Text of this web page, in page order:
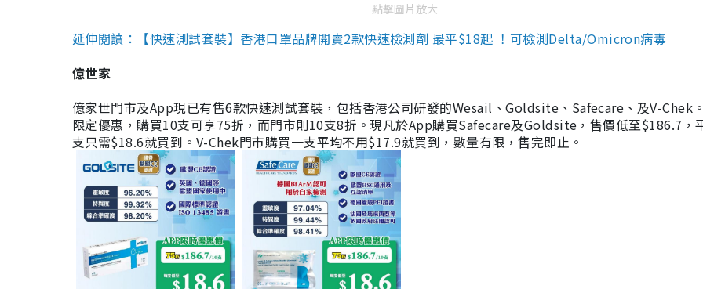
點擊圖片放大
延伸閱讀：【快速測試套裝】香港口罩品牌開賣2款快速檢測劑 最平$18起 ！可檢測Delta/Omicron病毒
億世家
億家世門市及App現已有售6款快速測試套裝，包括香港公司研發的Wesail、Goldsite、Safecare、及V-Chek
限定優惠，購買10支可享75折，而門市則10支8折。現凡於App購買Safecare及Goldsite，售價低至$186.7，
支只需$18.6就買到。V-Chek門市購買一支平均不用$17.9就買到，數量有限，售完即止。